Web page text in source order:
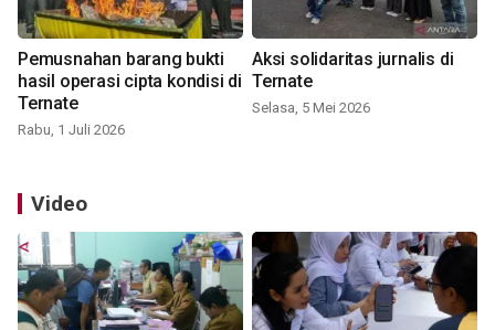
Pemusnahan barang bukti
hasil operasi cipta kondisi di
Ternate
Rabu, 1 Juli 2026
Aksi solidaritas jurnalis di
Ternate
Selasa, 5 Mei 2026
Video